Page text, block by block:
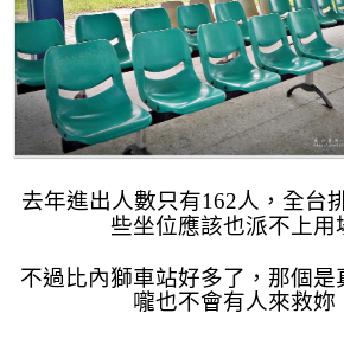
去年進出人數只有162人，全台
些坐位應該也派不上用
不過比內獅車站好多了， 那個是
嚨也不會有人來救妳